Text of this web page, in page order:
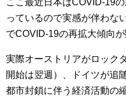
ここ最近日本はCOVID-19
っているので実感が伴わな
でCOVID-19の再拡大傾向
実際オーストリアがロック
開始は翌週）、ドイツが追
都市封鎖に伴う経済活動の